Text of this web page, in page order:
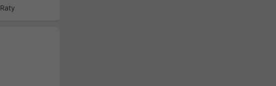
Raty